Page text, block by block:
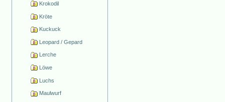
Krokodil
Kröte
Kuckuck
Leopard / Gepard
Lerche
Löwe
Luchs
Maulwurf